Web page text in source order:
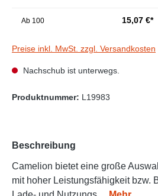
Ab 100 15,07 €*
Preise inkl. MwSt. zzgl. Versandkosten
Nachschub ist unterwegs.
Produktnummer: L19983
Beschreibung
Camelion bietet eine große
mit hoher Leistungsfähigkeit bzw.